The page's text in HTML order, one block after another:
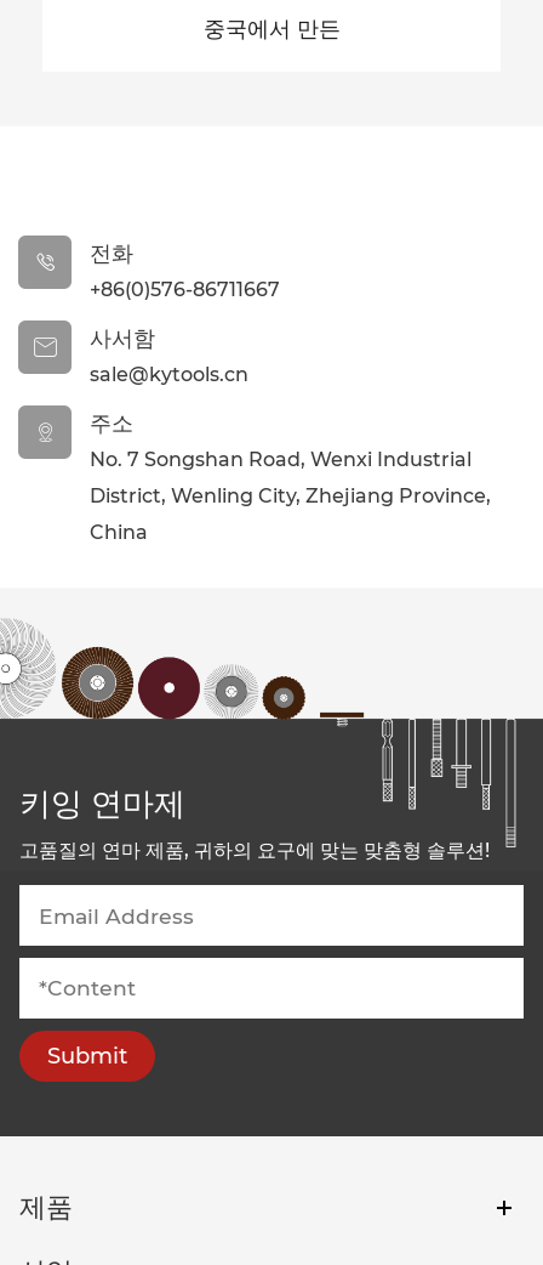
중국에서 만든
 전화
+86(0)576-86711667
 사서함
sale@kytools.cn
 주소
No. 7 Songshan Road, Wenxi Industrial
District, Wenling City, Zhejiang Province,
China
키잉 연마제
고품질의 연마 제품, 귀하의 요구에 맞는 맞춤형 솔루션!
Submit
제품